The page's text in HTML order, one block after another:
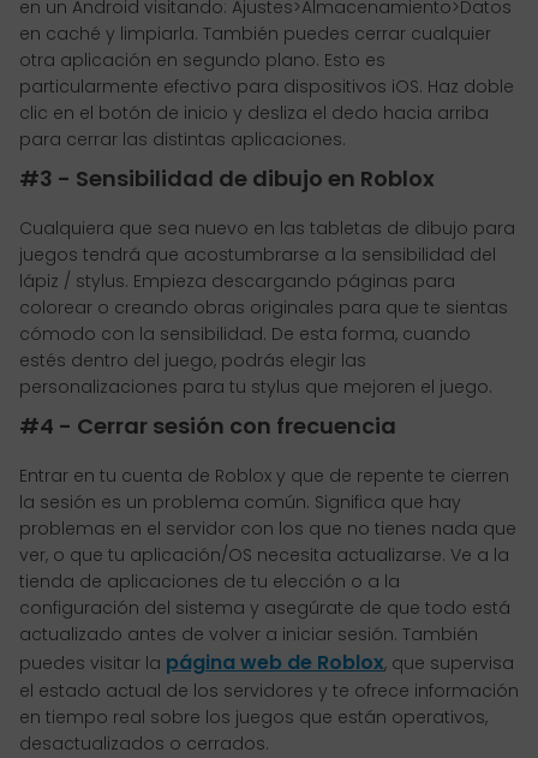
en un Android visitando: Ajustes>Almacenamiento>Datos
en caché y limpiarla. También puedes cerrar cualquier
otra aplicación en segundo plano. Esto es
particularmente efectivo para dispositivos iOS. Haz doble
clic en el botón de inicio y desliza el dedo hacia arriba
para cerrar las distintas aplicaciones.
#3 - Sensibilidad de dibujo en Roblox
Cualquiera que sea nuevo en las tabletas de dibujo para
juegos tendrá que acostumbrarse a la sensibilidad del
lápiz / stylus. Empieza descargando páginas para
colorear o creando obras originales para que te sientas
cómodo con la sensibilidad. De esta forma, cuando
estés dentro del juego, podrás elegir las
personalizaciones para tu stylus que mejoren el juego.
#4 - Cerrar sesión con frecuencia
Entrar en tu cuenta de Roblox y que de repente te cierren
la sesión es un problema común. Significa que hay
problemas en el servidor con los que no tienes nada que
ver, o que tu aplicación/OS necesita actualizarse. Ve a la
tienda de aplicaciones de tu elección o a la
configuración del sistema y asegúrate de que todo está
actualizado antes de volver a iniciar sesión. También
puedes visitar la página web de Roblox, que supervisa
el estado actual de los servidores y te ofrece información
en tiempo real sobre los juegos que están operativos,
desactualizados o cerrados.